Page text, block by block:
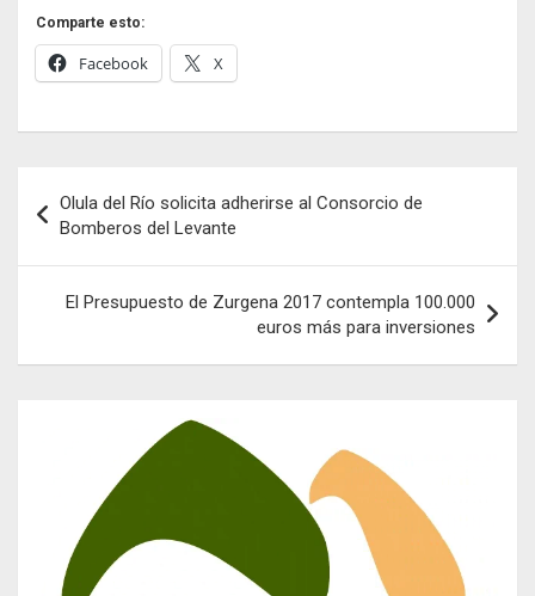
Comparte esto:
Facebook X
de
entradas
Olula del Río solicita adherirse al Consorcio de
Bomberos del Levante
El Presupuesto de Zurgena 2017 contempla 100.000
euros más para inversiones